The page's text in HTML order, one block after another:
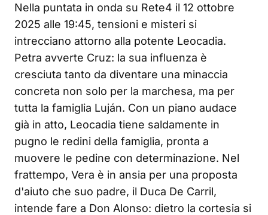
Nella puntata in onda su Rete4 il 12 ottobre
2025 alle 19:45, tensioni e misteri si
intrecciano attorno alla potente Leocadia.
Petra avverte Cruz: la sua influenza è
cresciuta tanto da diventare una minaccia
concreta non solo per la marchesa, ma per
tutta la famiglia Luján. Con un piano audace
già in atto, Leocadia tiene saldamente in
pugno le redini della famiglia, pronta a
muovere le pedine con determinazione. Nel
frattempo, Vera è in ansia per una proposta
d'aiuto che suo padre, il Duca De Carril,
intende fare a Don Alonso: dietro la cortesia si